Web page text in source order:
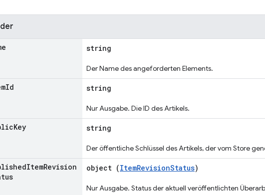
string
Der Name des angeforderten Elements.
Id string
Nur Ausgabe. Die ID des Artikels.
Key string
Der öffentliche Schlüssel des Artikels, der vom Store
ItemRevision
object (ItemRevisionStatus)
Nur Ausgabe. Status der aktuell veröffentlichten